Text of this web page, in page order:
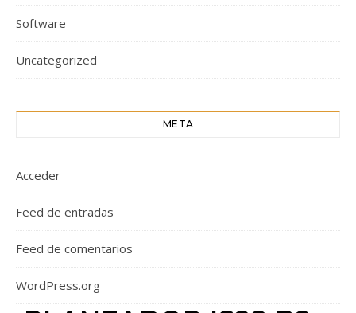
Software
Uncategorized
META
Acceder
Feed de entradas
Feed de comentarios
WordPress.org